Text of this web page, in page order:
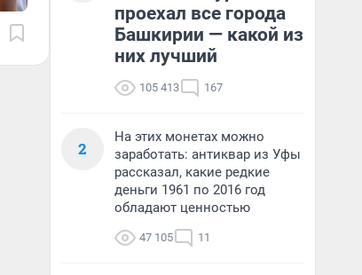
проехал все города
Башкирии — какой из
них лучший
105 413 167
2
На этих монетах можно
заработать: антиквар из Уфы
рассказал, какие редкие
деньги 1961 по 2016 год
обладают ценностью
47 105 11